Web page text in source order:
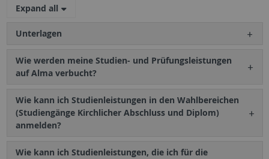
Expand all
Unterlagen
Wie werden meine Studien- und Prüfungsleistungen
auf Alma verbucht?
Wie kann ich Studienleistungen in den Wahlbereichen
(Studiengänge Kirchlicher Abschluss und Diplom)
anmelden?
Wie kann ich Studienleistungen, die ich für die